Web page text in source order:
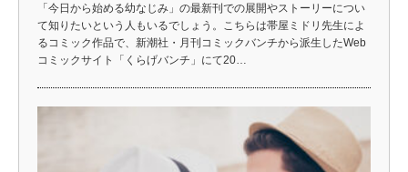
「今日から始める幼なじみ」の最新刊での展開やストーリーについ
て知りたいという人もいるでしょう。こちらは帯屋ミドリ先生によ
るコミック作品で、新潮社・月刊コミックバンチから派生したWeb
コミックサイト「くらげバンチ」にて20…